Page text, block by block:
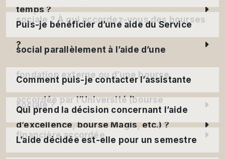
temps ?
sociale ? À qui accordez-vous des bourses
?
Puis-je bénéficier d’une aide du Service
social parallèlement à l’aide d’une
fondation externe ou d’une bourse
accordée par l’Université (bourse
d’excellence, bourse Magis, etc.) ?
Comment puis-je contacter l’assistante
sociale ?
Qui prend la décision concernant l’aide
financière accordée
L’aide décidée est-elle pour un semestre